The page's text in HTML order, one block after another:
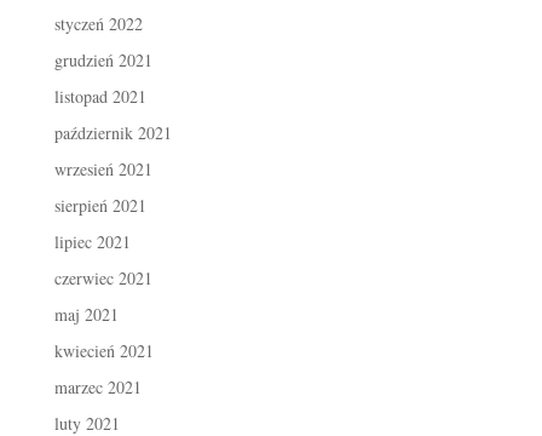
styczeń 2022
grudzień 2021
listopad 2021
październik 2021
wrzesień 2021
sierpień 2021
lipiec 2021
czerwiec 2021
maj 2021
kwiecień 2021
marzec 2021
luty 2021